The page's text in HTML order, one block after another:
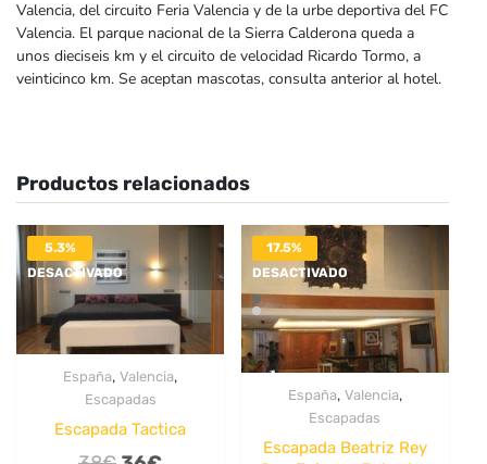
Valencia, del circuito Feria Valencia y de la urbe deportiva del FC
Valencia. El parque nacional de la Sierra Calderona queda a
unos dieciseis km y el circuito de velocidad Ricardo Tormo, a
veinticinco km. Se aceptan mascotas, consulta anterior al hotel.
Productos relacionados
5.3%
DESACTIVADO
España,Valencia,
Escapadas
Escapada Tactica
17.5%
DESACTIVADO
España, Valencia,
Escapadas
Escapada Beatriz Rey